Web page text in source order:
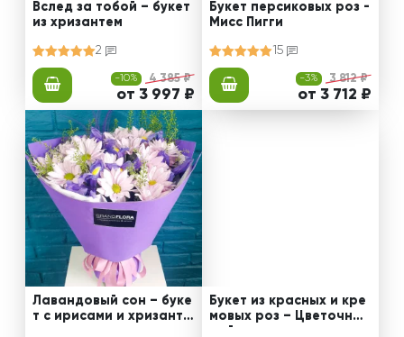
Вслед за тобой – букет
из хризантем
2
-10% 4 385 ₽
от 3 997 ₽
Букет персиковых роз -
Мисс Пигги
15
-3% 3 812 ₽
от 3 712 ₽
Лавандовый сон – буке
т с ирисами и хризанте
Букет из красных и кре
мовых роз – Цветочный